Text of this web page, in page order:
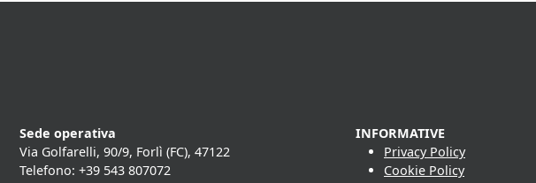
Sede operativa
Via Golfarelli, 90/9, Forlì (FC), 47122
Telefono: +39 543 807072
INFORMATIVE
Privacy Policy
Cookie Policy